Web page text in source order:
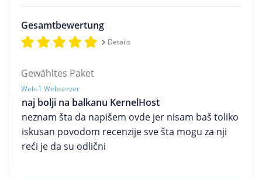
Gesamtbewertung
Details
Gewähltes Paket
Web-1 Webserver
naj bolji na balkanu KernelHost
neznam šta da napišem ovde jer nisam baš toliko
iskusan povodom recenzije sve šta mogu za nji
reći je da su odlični